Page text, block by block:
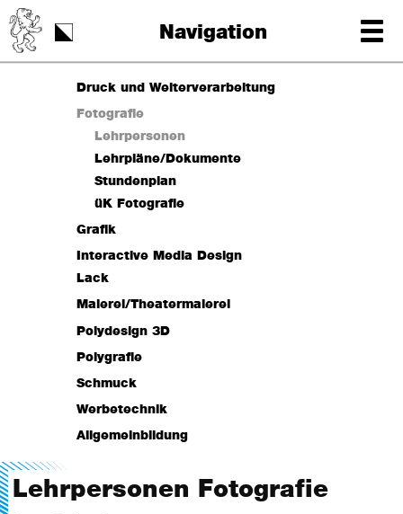
Navigation
Tag der Schrift
Druck und Weiterverarbeitung
Lehrpersonen
Lehrpläne/Dokumente
Stundenplan
Fotografie
Lehrpersonen
Lehrpläne/Dokumente
Stundenplan
üK Fotografie
Grafik
Lehrpersonen
Lehrpläne/Dokumente
Stundenplan
Interactive Media Design
Lack
Lehrpersonen
Lehrpläne/Dokumente
Malerei/Theatermalerei
Lehrpersonen
Lehrpläne/Dokumente
Polydesign 3D
Lehrpersonen
Lehrpläne/Dokumente
Polygrafie
Lehrpersonen
Lehrpläne/Dokumente
Schmuck
Lehrpersonen
Lehrpläne/Dokumente
Werbetechnik
Lehrpersonen
Allgemeinbildung
Lehrpersonen Fotografie